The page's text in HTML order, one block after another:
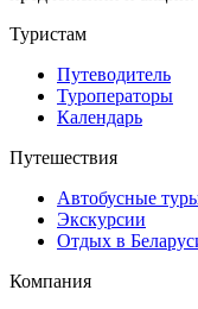
Туристам
Путеводитель
Туроператоры
Календарь
Путешествия
Автобусные
Экскурсии
Отдых в
Компания